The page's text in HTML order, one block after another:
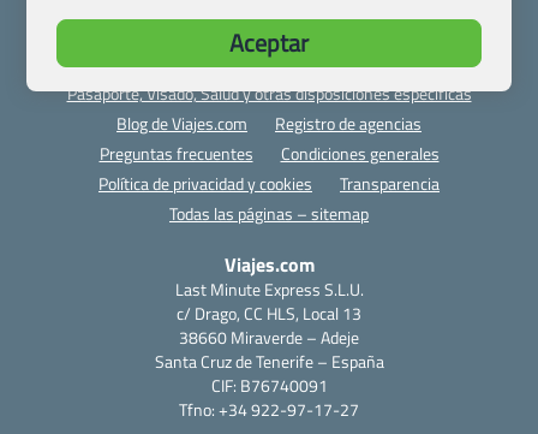
Quienes somos
Contacto
Pasaporte, Visado, Salud y otras disposiciones específicas
Blog de Viajes.com
Registro de agencias
Preguntas frecuentes
Condiciones generales
Política de privacidad y cookies
Transparencia
Todas las páginas – sitemap
Viajes.com
Last Minute Express S.L.U.
c/ Drago, CC HLS, Local 13
38660 Miraverde – Adeje
Santa Cruz de Tenerife – España
CIF: B76740091
Tfno: +34 922-97-17-27
Aceptar